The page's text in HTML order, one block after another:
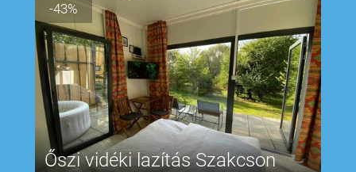
-43%
Őszi vidéki lazítás Szakcson